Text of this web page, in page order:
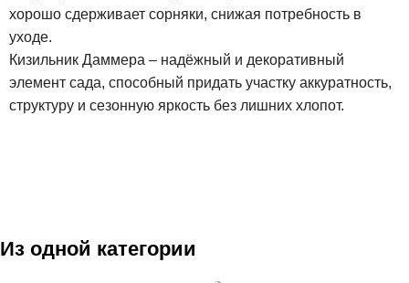
хорошо сдерживает сорняки, снижая потребность в
уходе.
Кизильник Даммера – надёжный и декоративный
элемент сада, способный придать участку аккуратность,
структуру и сезонную яркость без лишних хлопот.
Из одной категории